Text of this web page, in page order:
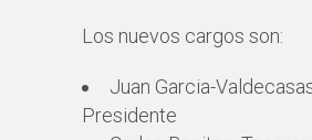
Los nuevos cargos son:
Juan Garcia-
Presidente